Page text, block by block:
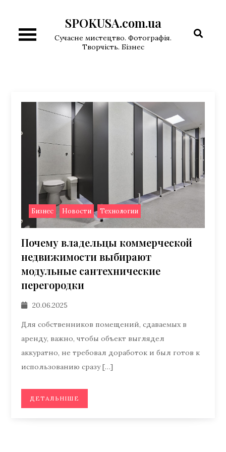
содержимому
SPOKUSA.com.ua
Сучасне мистецтво. Фотографія.
Творчість. Бізнес
Бизнес , Новости , Технологии
Почему владельцы коммерческой
недвижимости выбирают
модульные сантехнические
перегородки
20.06.2025
Для собственников помещений, сдаваемых в
аренду, важно, чтобы объект выглядел
аккуратно, не требовал доработок и был готов к
использованию сразу […]
ДЕТАЛЬНІШЕ